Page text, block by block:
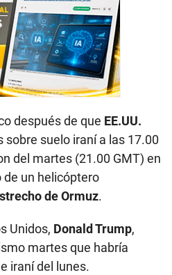
después de que EE.UU.
sobre suelo iraní a las 17.00
del martes (21.00 GMT) en
de un helicóptero
de Ormuz.
Unidos, Donald Trump,
martes que habría
iraní del lunes.